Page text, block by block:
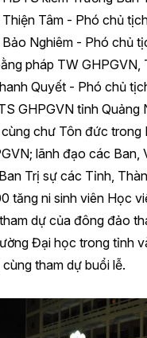
Tâm - Phó chủ
Nghiêm - Phó chủ
pháp TW GHPGVN,
Quyết - Phó chủ
GHPGVN tỉnh Quảng
chư Tôn đức trong
lãnh đạo các Ban,
Trị sự các Tỉnh,
tăng ni sinh viên Học
dự của đông đảo
Đại học trong tỉnh
tham dự buổi lễ.